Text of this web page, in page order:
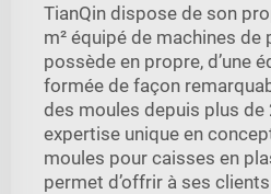
TianQin dispose de son
m² équipé de machines de
possède en propre, d’une
formée de façon
des moules depuis plus de
expertise unique en
moules pour caisses en
permet d’offrir à ses